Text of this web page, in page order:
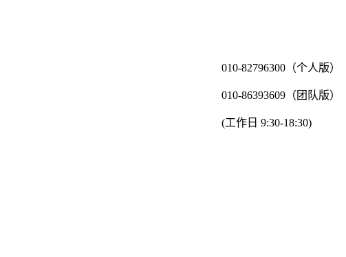
010-82796300（个人版）
010-86393609（团队版）
(工作日 9:30-18:30)